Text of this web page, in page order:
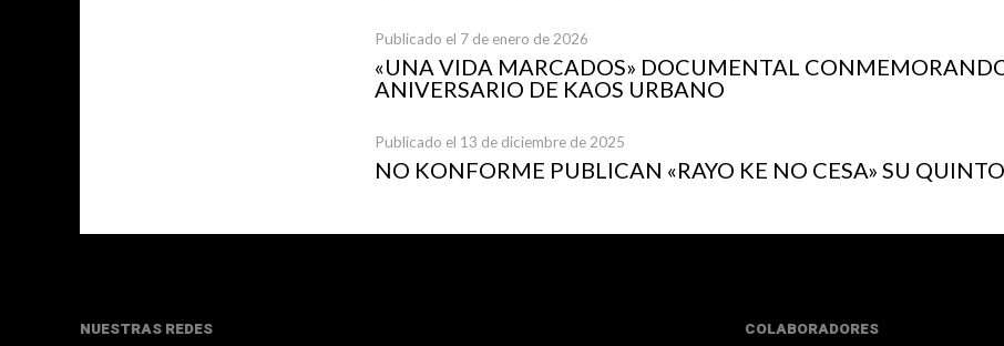
Publicado el 7 de enero de 2026
«UNA VIDA MARCADOS» DOCUMENTAL
ANIVERSARIO DE KAOS URBANO
Publicado el 13 de diciembre de 2025
NO KONFORME PUBLICAN «RAYO KE NO CESA» SU
NUESTRAS REDES COLABORADORES